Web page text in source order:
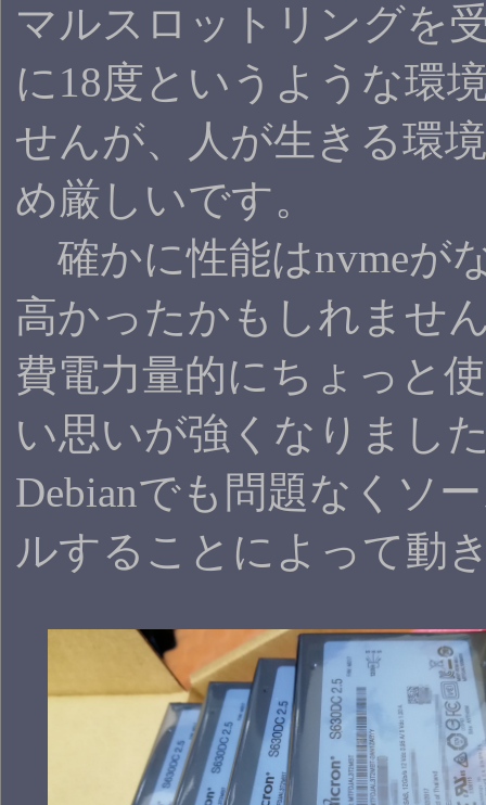
マルスロットリングを
に18度というような環
せんが、人が生きる環
め厳しいです。
確かに性能はnvmeが
高かったかもしれませ
費電力量的にちょっと
い思いが強くなりまし
Debianでも問題なくソ
ルすることによって動